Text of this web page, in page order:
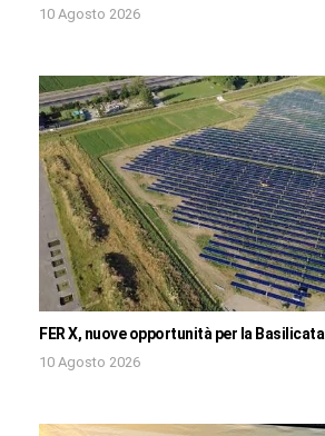
10 Agosto 2026
FER X, nuove opportunità per la Basilicata
10 Agosto 2026